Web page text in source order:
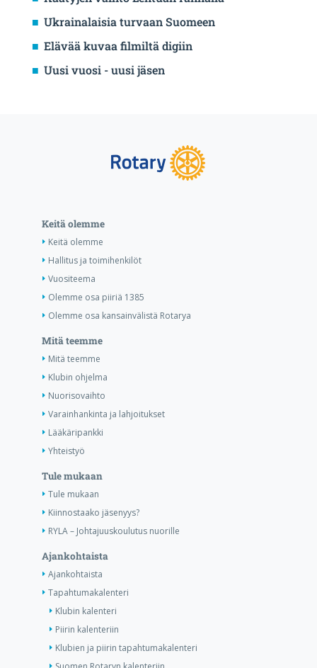
Ukrainalaisia turvaan Suomeen
Elävää kuvaa filmiltä digiin
Uusi vuosi - uusi jäsen
Keitä olemme
Keitä olemme
Hallitus ja toimihenkilöt
Vuositeema
Olemme osa piiriä 1385
Olemme osa kansainvälistä Rotarya
Mitä teemme
Mitä teemme
Klubin ohjelma
Nuorisovaihto
Varainhankinta ja lahjoitukset
Lääkäripankki
Yhteistyö
Tule mukaan
Tule mukaan
Kiinnostaako jäsenyys?
RYLA – Johtajuuskoulutus nuorille
Ajankohtaista
Ajankohtaista
Tapahtumakalenteri
Klubin kalenteri
Piirin kalenteriin
Klubien ja piirin tapahtumakalenteri